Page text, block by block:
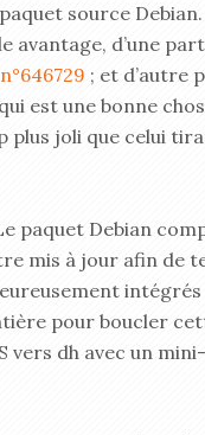
source Debian.
avantage, d’une
n°646729 ; et d’autre
est une bonne
plus joli que celui
paquet Debian
mis à jour afin de
intégrés
pour boucler
vers dh avec un mini-